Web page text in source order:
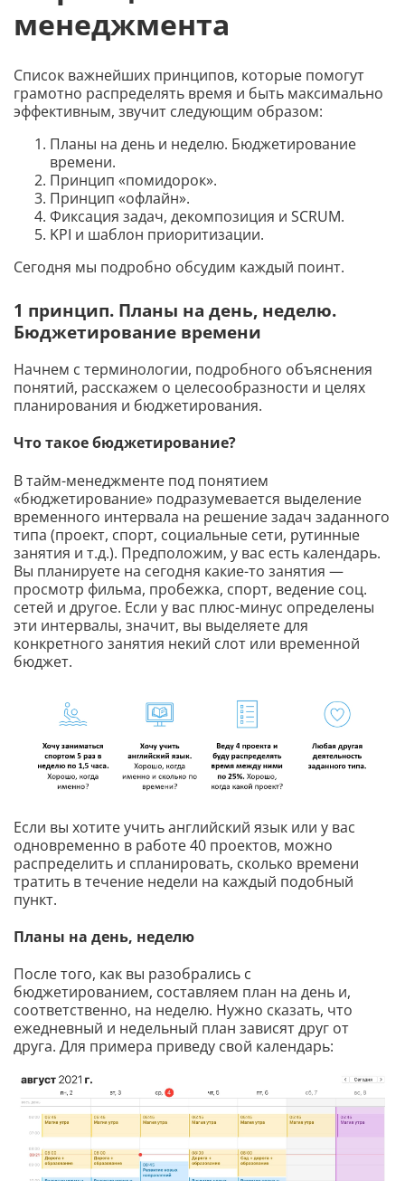
менеджмента
Список важнейших принципов, которые помогут
грамотно распределять время и быть максимально
эффективным, звучит следующим образом:
Планы на день и неделю. Бюджетирование
времени.
Принцип «помидорок».
Принцип «офлайн».
Фиксация задач, декомпозиция и SCRUM.
KPI и шаблон приоритизации.
Сегодня мы подробно обсудим каждый поинт.
1 принцип. Планы на день, неделю.
Бюджетирование времени
Начнем с терминологии, подробного объяснения
понятий, расскажем о целесообразности и целях
планирования и бюджетирования.
Что такое бюджетирование?
В тайм-менеджменте под понятием
«бюджетирование» подразумевается выделение
временного интервала на решение задач заданного
типа (проект, спорт, социальные сети, рутинные
занятия и т.д.). Предположим, у вас есть календарь.
Вы планируете на сегодня какие-то занятия —
просмотр фильма, пробежка, спорт, ведение соц.
сетей и другое. Если у вас плюс-минус определены
эти интервалы, значит, вы выделяете для
конкретного занятия некий слот или временной
бюджет.
Если вы хотите учить английский язык или у вас
одновременно в работе 40 проектов, можно
распределить и спланировать, сколько времени
тратить в течение недели на каждый подобный
пункт.
Планы на день, неделю
После того, как вы разобрались с
бюджетированием, составляем план на день и,
соответственно, на неделю. Нужно сказать, что
ежедневный и недельный план зависят друг от
друга. Для примера приведу свой календарь: